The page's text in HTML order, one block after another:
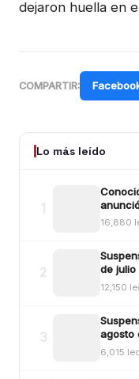
dejaron huella en
COMPARTIR:
Lo más leído
robo
lunes
16,880
de julio
12,150
agosto
6,015